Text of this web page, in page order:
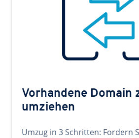
Vorhandene Domain
umziehen
Umzug in 3 Schritten: Fordern